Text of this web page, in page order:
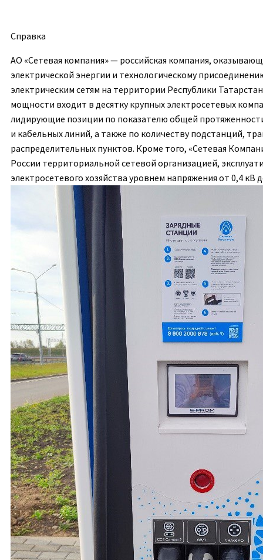
Справка
АО «Сетевая компания»— российская компания,
электрической энергии и технологическому
электрическим сетям на территории Республики
мощности входит в десятку крупных электросетевых
лидирующие позиции по показателю общей
и кабельных линий, а также по количеству подстанций,
распределительных пунктов. Кроме того, «Сетевая
России территориальной сетевой организацией,
электросетевого хозяйства уровнем напряжения от 0,4 кВ